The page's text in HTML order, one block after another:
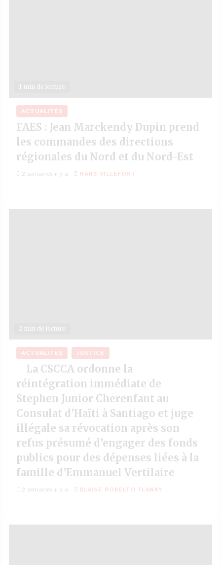
1 min de lecture
ACTUALITÉS
FAES : Jean Marckendy Dupin prend
les commandes des directions
régionales du Nord et du Nord-Est
2 semaines il y a HANS VILLEFORT
2 min de lecture
ACTUALITÉS JUSTICE
La CSCCA ordonne la
réintégration immédiate de
Stephen Junior Cherenfant au
Consulat d’Haïti à Santiago et juge
illégale sa révocation après son
refus présumé d’engager des fonds
publics pour des dépenses liées à la
famille d’Emmanuel Vertilaire
2 semaines il y a BLAISE ROBELTO FLANKY